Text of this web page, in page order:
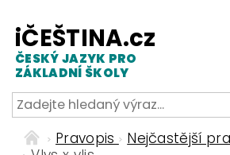
iČEŠTINA.cz
ČESKÝ JAZYK PRO
ZÁKLADNÍ ŠKOLY
Pravopis
Nejčastější